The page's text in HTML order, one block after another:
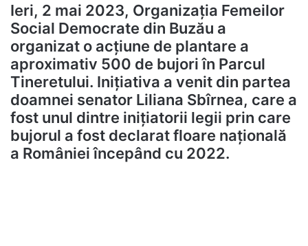
Ieri, 2 mai 2023, Organizația Femeilor
Social Democrate din Buzău a
organizat o acțiune de plantare a
aproximativ 500 de bujori în Parcul
Tineretului. Inițiativa a venit din partea
doamnei senator Liliana Sbîrnea, care a
fost unul dintre inițiatorii legii prin care
bujorul a fost declarat floare națională
a României începând cu 2022.